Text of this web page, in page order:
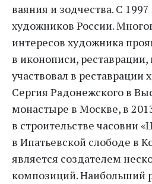
ваяния и зодчества. С
художников России.
интересов художника
в иконописи, реставрации,
участвовал в
Сергия Радонежского в
монастыре в Москве, в
в строительстве часовни
в Ипатьевской слободе в
является создателем
композиций. Наибольший